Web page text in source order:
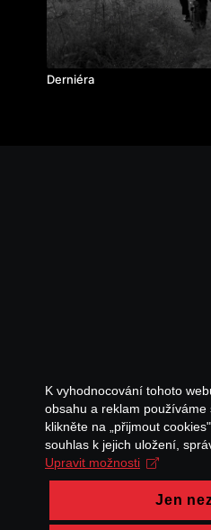
Derniéra
K vyhodnocování tohoto
obsahu a reklam používáme
klikněte na „přijmout
souhlas k jejich uložení,
Upravit možnosti
Jen